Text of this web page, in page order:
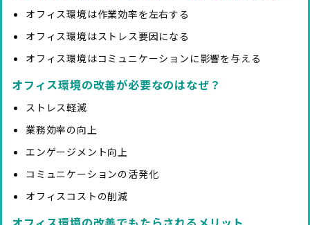
オフィス環境は作業効率を左右する
オフィス環境はストレス要因になる
オフィス環境はコミュニケーションに影響を与える
オフィス環境の改善が必要なのはなぜ？
ストレス軽減
業務効率の向上
エンゲージメント向上
コミュニケーションの活発化
オフィスコストの削減